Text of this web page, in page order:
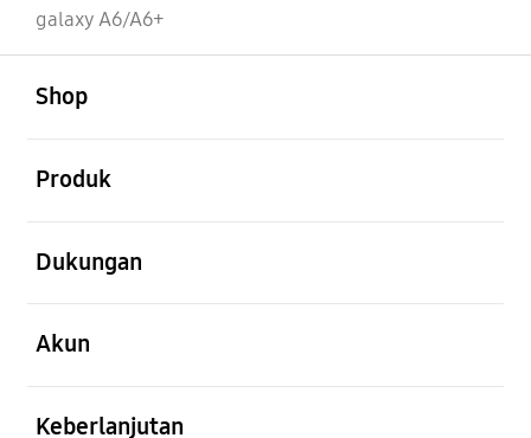
galaxy A6/A6+
Shop
Produk
Dukungan
Akun
Keberlanjutan